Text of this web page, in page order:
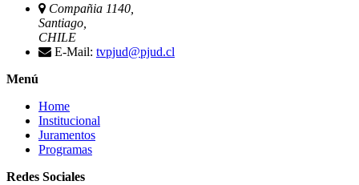
Compañia 1140,
Santiago,
CHILE
E-Mail: tvpjud@pjud.cl
Menú
Home
Institucional
Juramentos
Programas
Redes Sociales